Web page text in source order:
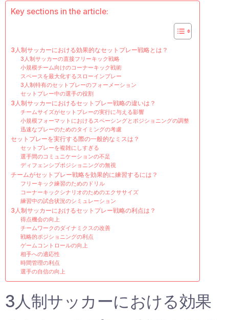
Key sections in the article:
3人制サッカーにおける効果的なセットプレー戦略とは？
3人制サッカーの直接フリーキック戦略
小規模チーム向けのコーナーキック戦術
スペースを最大化するスローインプレー
3人制特有のセットプレーのフォーメーション
セットプレー中の選手の役割
3人制サッカーにおけるセットプレー戦略の違いは？
チームサイズがセットプレーの実行に与える影響
小規模フォーマットにおけるスペーシングとポジショニングの調整
迅速なプレーのためのタイミングの考慮
セットプレーを実行する際の一般的なミスは？
セットプレーを複雑にしすぎる
選手間のコミュニケーションの不足
ディフェンシブポジショニングの無視
チームがセットプレー戦略を効果的に練習するには？
フリーキック練習のためのドリル
コーナーキックシナリオのためのエクササイズ
練習中の試合状況のシミュレーション
3人制サッカーにおけるセットプレー戦略の利点は？
得点機会の向上
チームワークのダイナミクスの改善
戦略的ポジショニングの利点
ゲームコントロールの向上
相手への適応性
時間管理の利点
選手の自信の向上
3人制サッカーにおける効果